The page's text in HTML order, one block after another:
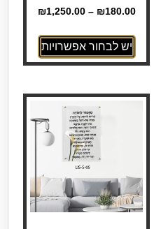
₪180.00
–
₪1,250.00
יש לבחור אפשרויות